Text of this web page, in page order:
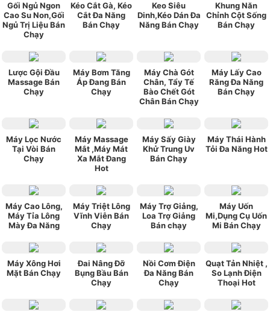
Gối Ngủ Ngon
Cao Su Non,Gối
Ngủ Trị Liệu Bán
Chạy
Kéo Cắt Gà, Kéo
Cắt Đa Năng
Bán Chạy
Keo Siêu
Dinh,Kéo Dán Đa
Năng Bán Chạy
Khung Năn
Chỉnh Cột Sống
Bán Chạy
Lược Gội Đầu
Massage Bán
Chạy
Máy Bơm Tăng
Áp Đang Bán
Chạy
Máy Chà Gót
Chân, Tẩy Tế
Bào Chết Gót
Chân Bán Chạy
Máy Lấy Cao
Răng Đa Năng
Bán Chạy
Máy Lọc Nước
Tại Vòi Bán
Chạy
Máy Massage
Mắt ,Máy Mát
Xa Mắt Đang
Hot
Máy Sấy Giày
Khử Trung Uv
Bán Chạy
Máy Thái Hành
Tỏi Đa Năng Hot
Máy Cao Lông,
Máy Tỉa Lông
Mày Đa Năng
Máy Triệt Lông
Vĩnh Viễn Bán
Chạy
Máy Trợ Giảng,
Loa Trợ Giảng
Bán chạy
Máy Uốn
Mi,Dụng Cụ Uốn
Mi Bán Chạy
Máy Xông Hơi
Mặt Bán Chạy
Đai Nâng Đỡ
Bụng Bầu Bán
Chạy
Nồi Cơm Điện
Đa Năng Bán
Chạy
Quạt Tản Nhiệt ,
So Lạnh Điện
Thoại Hot